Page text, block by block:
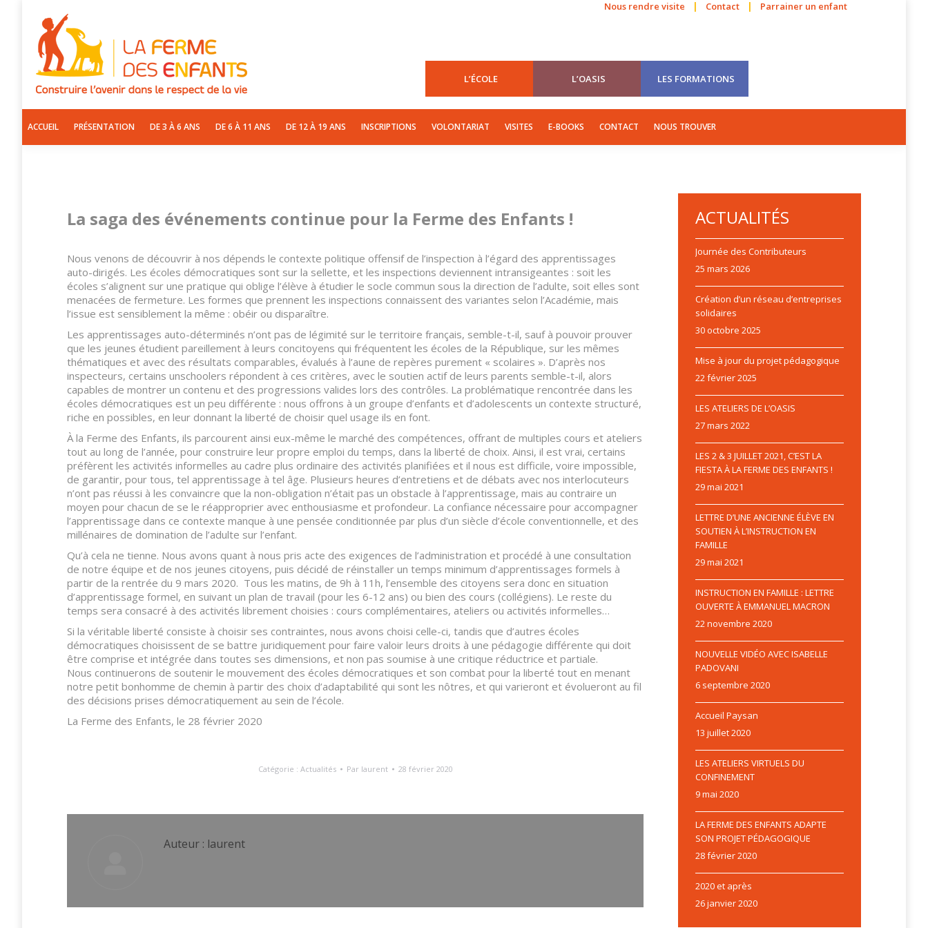
Nous rendre visite | Contact | Parrainer un enfant
L’ÉCOLE L’OASIS LES FORMATIONS
ACCUEIL PRÉSENTATION DE 3 À 6 ANS DE 6 À 11 ANS DE 12 À 19 ANS INSCRIPTIONS VOLONTARIAT VISITES E-BOOKS CONTACT NOUS TROUVER
La saga des événements continue pour la Ferme des Enfants !
Nous venons de découvrir à nos dépends le contexte politique offensif de l’inspection à l’égard des apprentissages
auto-dirigés. Les écoles démocratiques sont sur la sellette, et les inspections deviennent intransigeantes : soit les
écoles s’alignent sur une pratique qui oblige l’élève à étudier le socle commun sous la direction de l’adulte, soit elles sont
menacées de fermeture. Les formes que prennent les inspections connaissent des variantes selon l’Académie, mais
l’issue est sensiblement la même : obéir ou disparaître.
Les apprentissages auto-déterminés n’ont pas de légimité sur le territoire français, semble-t-il, sauf à pouvoir prouver
que les jeunes étudient pareillement à leurs concitoyens qui fréquentent les écoles de la République, sur les mêmes
thématiques et avec des résultats comparables, évalués à l’aune de repères purement « scolaires ». D’après nos
inspecteurs, certains unschoolers répondent à ces critères, avec le soutien actif de leurs parents semble-t-il, alors
capables de montrer un contenu et des progressions valides lors des contrôles. La problématique rencontrée dans les
écoles démocratiques est un peu différente : nous offrons à un groupe d’enfants et d’adolescents un contexte structuré,
riche en possibles, en leur donnant la liberté de choisir quel usage ils en font.
À la Ferme des Enfants, ils parcourent ainsi eux-même le marché des compétences, offrant de multiples cours et ateliers
tout au long de l’année, pour construire leur propre emploi du temps, dans la liberté de choix. Ainsi, il est vrai, certains
préfèrent les activités informelles au cadre plus ordinaire des activités planifiées et il nous est difficile, voire impossible,
de garantir, pour tous, tel apprentissage à tel âge. Plusieurs heures d’entretiens et de débats avec nos interlocuteurs
n’ont pas réussi à les convaincre que la non-obligation n’était pas un obstacle à l’apprentissage, mais au contraire un
moyen pour chacun de se le réapproprier avec enthousiasme et profondeur. La confiance nécessaire pour accompagner
l’apprentissage dans ce contexte manque à une pensée conditionnée par plus d’un siècle d’école conventionnelle, et des
millénaires de domination de l’adulte sur l’enfant.
Qu’à cela ne tienne. Nous avons quant à nous pris acte des exigences de l’administration et procédé à une consultation
de notre équipe et de nos jeunes citoyens, puis décidé de réinstaller un temps minimum d’apprentissages formels à
partir de la rentrée du 9 mars 2020. Tous les matins, de 9h à 11h, l’ensemble des citoyens sera donc en situation
d’apprentissage formel, en suivant un plan de travail (pour les 6-12 ans) ou bien des cours (collégiens). Le reste du
temps sera consacré à des activités librement choisies : cours complémentaires, ateliers ou activités informelles…
Si la véritable liberté consiste à choisir ses contraintes, nous avons choisi celle-ci, tandis que d’autres écoles
démocratiques choisissent de se battre juridiquement pour faire valoir leurs droits à une pédagogie différente qui doit
être comprise et intégrée dans toutes ses dimensions, et non pas soumise à une critique réductrice et partiale.
Nous continuerons de soutenir le mouvement des écoles démocratiques et son combat pour la liberté tout en menant
notre petit bonhomme de chemin à partir des choix d’adaptabilité qui sont les nôtres, et qui varieront et évolueront au fil
des décisions prises démocratiquement au sein de l’école.
La Ferme des Enfants, le 28 février 2020
Catégorie : Actualités Par laurent 28 février 2020
Auteur : laurent
ACTUALITÉS
Journée des Contributeurs
25 mars 2026
Création d’un réseau d’entreprises
solidaires
30 octobre 2025
Mise à jour du projet pédagogique
22 février 2025
LES ATELIERS DE L’OASIS
27 mars 2022
LES 2 & 3 JUILLET 2021, C’EST LA
FIESTA À LA FERME DES ENFANTS !
29 mai 2021
LETTRE D’UNE ANCIENNE ÉLÈVE EN
SOUTIEN À L’INSTRUCTION EN
FAMILLE
29 mai 2021
INSTRUCTION EN FAMILLE : LETTRE
OUVERTE À EMMANUEL MACRON
22 novembre 2020
NOUVELLE VIDÉO AVEC ISABELLE
PADOVANI
6 septembre 2020
Accueil Paysan
13 juillet 2020
LES ATELIERS VIRTUELS DU
CONFINEMENT
9 mai 2020
LA FERME DES ENFANTS ADAPTE
SON PROJET PÉDAGOGIQUE
28 février 2020
2020 et après
26 janvier 2020